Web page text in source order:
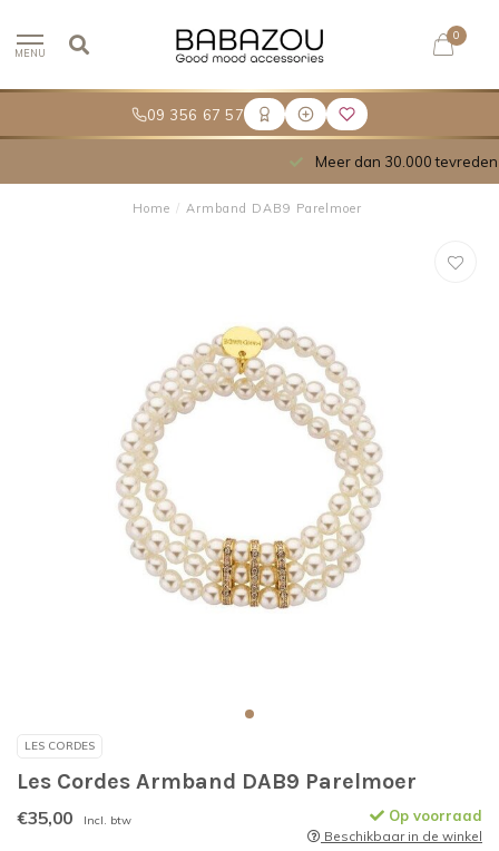
09 356 67 57
MENU
0
Meer dan 30.000 tevreden klanten
Home / Armband DAB9 Parelmoer
LES CORDES
Les Cordes Armband DAB9 Parelmoer
€35,00 Incl. btw Op voorraad
Beschikbaar in de winkel